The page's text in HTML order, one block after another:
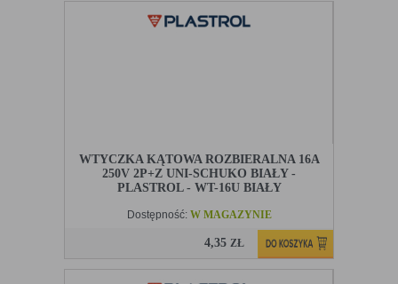
WTYCZKA KĄTOWA ROZBIERALNA 16A
250V 2P+Z UNI-SCHUKO BIAŁY -
PLASTROL - WT-16U BIAŁY
Dostępność: W MAGAZYNIE
4,35 ZŁ